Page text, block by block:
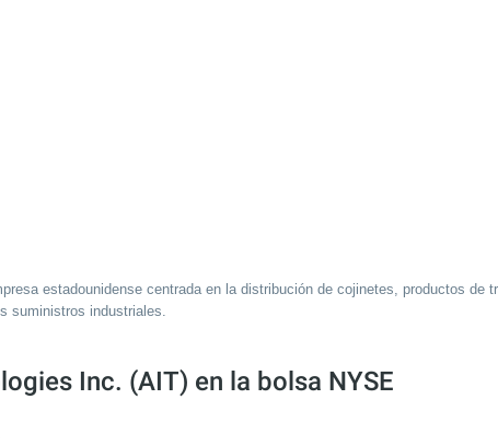
estadounidense centrada en la distribución de cojinetes, productos
suministros industriales.
Inc. (AIT) en la bolsa NYSE